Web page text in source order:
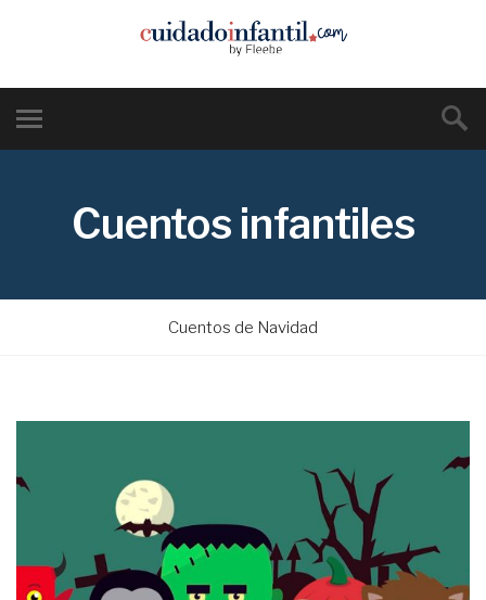
Cuentos infantiles
Cuentos de Navidad